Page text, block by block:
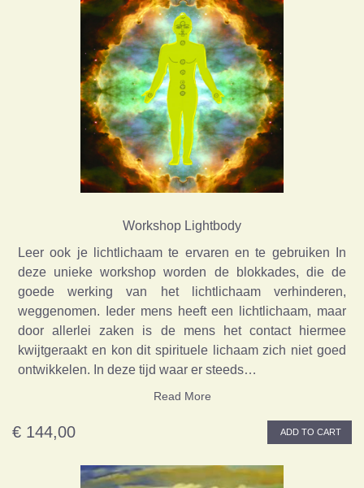
Workshop Lightbody
Leer ook je lichtlichaam te ervaren en te gebruiken In
deze unieke workshop worden de blokkades, die de
goede werking van het lichtlichaam verhinderen,
weggenomen. Ieder mens heeft een lichtlichaam, maar
door allerlei zaken is de mens het contact hiermee
kwijtgeraakt en kon dit spirituele lichaam zich niet goed
ontwikkelen. In deze tijd waar er steeds…
Read More
€ 144,00 ADD TO CART